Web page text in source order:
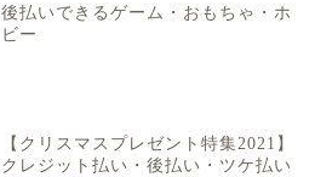
後払いできるゲーム・おもちゃ・ホ
ビー
【クリスマスプレゼント特集2021】
クレジット払い・後払い・ツケ払い